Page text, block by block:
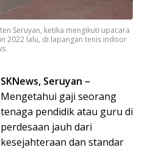
Seruyan, ketika mengikuti upacara
2022 lalu, di lapangan tenis indoor
SKNews, Seruyan –
Mengetahui gaji seorang
tenaga pendidik atau guru di
perdesaan jauh dari
kesejahteraan dan standar